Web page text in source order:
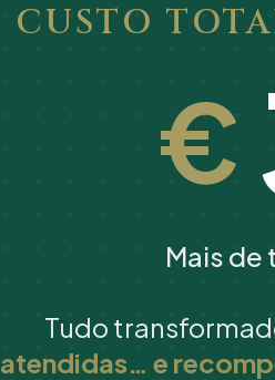
CUSTO
€
Mais de
Tudo
atendidas… e